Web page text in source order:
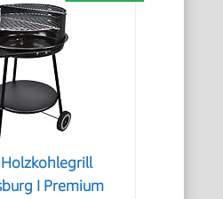
Holzkohlegrill
I Premium